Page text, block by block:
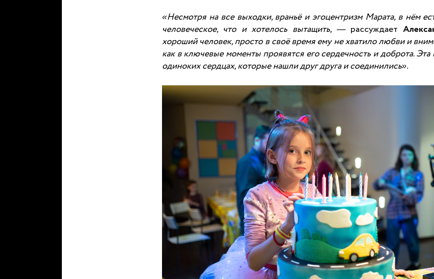
«Несмотря на все выходки, враньё и эгоцентризм Марата, в нём
человеческое, что и хотелось вытащить,— рассуждает
хороший человек, просто в своё время ему не хватило любви и
как в ключевые моменты проявятся его сердечность и доброта.
одиноких сердцах, которые нашли друг друга и соединились».